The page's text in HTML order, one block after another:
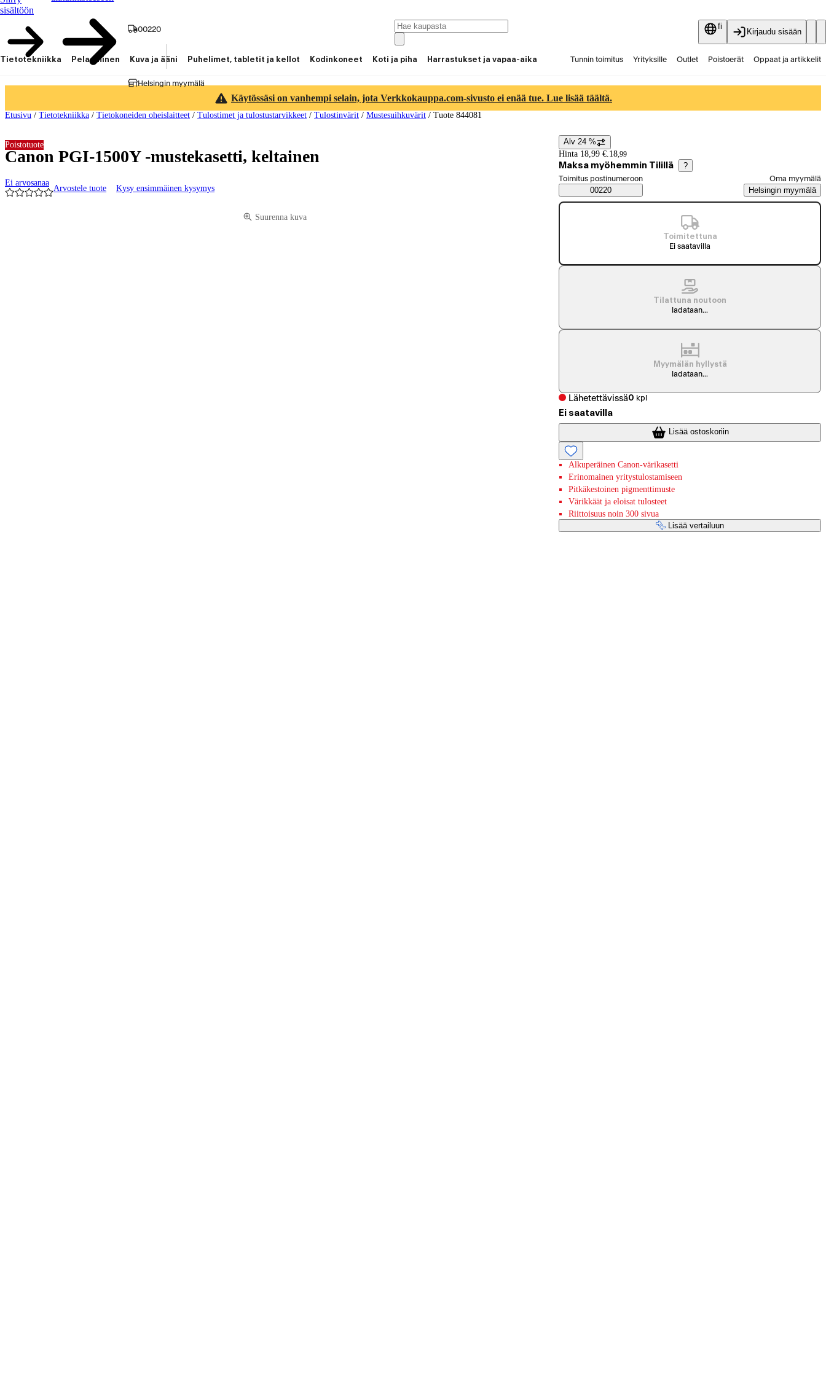
sisältöön
00220
Helsingin myymälä
fi
Kirjaudu sisään
Tietotekniikka Pelaaminen Kuva ja ääni Puhelimet, tabletit ja kellot Kodinkoneet Koti ja piha Harrastukset ja vapaa-aika Tunnin toimitus Yrityksille Outlet Poistoerät Oppaat ja artikkelit
Käytössäsi on vanhempi selain, jota Verkkokauppa.com-sivusto ei enää tue. Lue lisää täältä.
Etusivu / Tietotekniikka / Tietokoneiden oheislaitteet / Tulostimet ja tulostustarvikkeet / Tulostinvärit / Mustesuihkuvärit / Tuote 844081
Canon PGI-1500Y -mustekasetti, keltainen
Ei arvosanaa
Arvostele tuote Kysy ensimmäinen kysymys
Poistotuote
Suurenna kuva
Hintatiedot
Alv 24 %
Hinta 18,99 €. 18,99
Maksa myöhemmin Tilillä ?
Saatavuustiedot
Valitse tilaustapa
Toimitus postinumeroon
00220
Oma myymälä
Helsingin myymälä
Toimitettuna
Ei saatavilla
Tilattuna noutoon
ladataan...
Myymälän hyllystä
ladataan...
Lähetettävissä0 kpl
Ei saatavilla
Lisää ostoskoriin
Alkuperäinen Canon-värikasetti
Erinomainen yritystulostamiseen
Pitkäkestoinen pigmenttimuste
Värikkäät ja eloisat tulosteet
Riittoisuus noin 300 sivua
Lisää vertailuun